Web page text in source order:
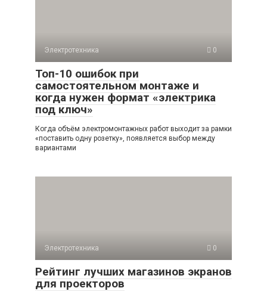
Электротехника 0
Топ-10 ошибок при
самостоятельном монтаже и
когда нужен формат «электрика
под ключ»
Когда объём электромонтажных работ выходит за рамки
«поставить одну розетку», появляется выбор между
вариантами
Электротехника 0
Рейтинг лучших магазинов экранов
для проекторов